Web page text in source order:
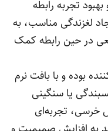
تجربه رابطه
لغزندگی مناسب، به
در حین رابطه کمک
بوده و با بافت نرم
یا سنگینی
خرسی، تجربه‌ای